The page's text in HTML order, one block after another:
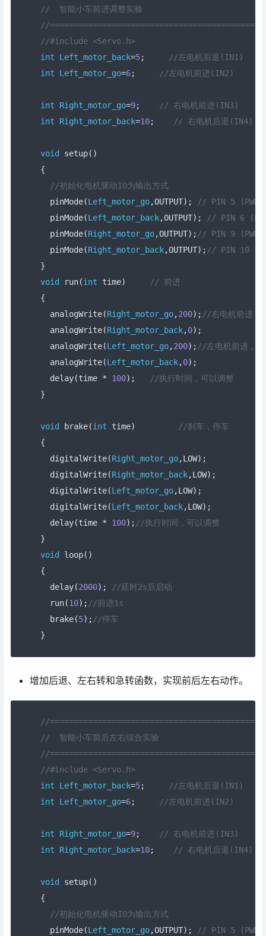
//  智能小车前进调整实验
//
//#include <Servo.h>
int
Left_motor_back=5;
//左电机后退(IN1)
int
Left_motor_go=6; //左电机前进(IN2)
int Right_motor_go=9;
// 右电机前进(IN3)
int
Right_motor_back=10; // 右电机后退(IN4)
void setup()
{
//初始化电机驱动IO为输出方式
  pinMode
(Left_motor_go,OUTPUT);
// PIN 5 (PWM)
  pinMode
(Left_motor_back,OUTPUT);
// PIN 6
  pinMode
(Right_motor_go,OUTPUT); // PIN 9
  pinMode
(Right_motor_back,OUTPUT); // PIN 10
}
void
run(int time)
// 前进
{
  analogWrite
(Right_motor_go,200); //右电机前进，
  analogWrite
(Right_motor_back,0);
  analogWrite
(Left_motor_go,200); //左电机前进，
  analogWrite
(Left_motor_back,0);
  delay
(time * 100);
//执行时间，可以调整
}
void brake(int time)
//刹车，停车
{
  digitalWrite
(Right_motor_go,LOW);
  digitalWrite
(Right_motor_back,LOW);
  digitalWrite
(Left_motor_go,LOW);
  digitalWrite
(Left_motor_back,LOW);
  delay
(time * 100); //执行时间，可以调整
}
void
loop()
{
  delay
(2000);
//延时2s后启动
  run
(10); //前进1s
  brake
(5); //停车
}
增加后退、左右转和急转函数，实现前后左右动作。
//
//  智能小车前后左右综合实验
//
//#include <Servo.h>
int
Left_motor_back=5;
//左电机后退(IN1)
int
Left_motor_go=6; //左电机前进(IN2)
int Right_motor_go=9;
// 右电机前进(IN3)
int
Right_motor_back=10; // 右电机后退(IN4)
void setup()
{
//初始化电机驱动IO为输出方式
  pinMode
(Left_motor_go,OUTPUT);
// PIN 5 (PWM)